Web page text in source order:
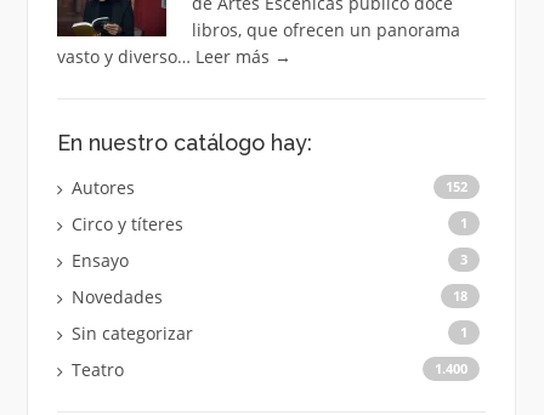
libros, que ofrecen un panorama
vasto y diverso… Leer más →
En nuestro catálogo hay:
Autores 152
Circo y títeres 1
Ensayo 3
Novedades 18
Sin categorizar 1
Teatro 1.400